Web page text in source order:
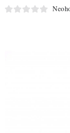
SUROVINY